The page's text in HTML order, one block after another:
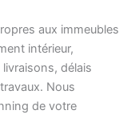
aux immeubles
intérieur,
délais
Nous
de votre